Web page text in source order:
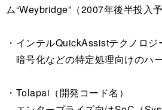
ム“Weybridge”（2007年後半投入
・インテルQuickAssistテクノロジ
暗号化などの特定処理向けのハ
・Tolapai（開発コード名）